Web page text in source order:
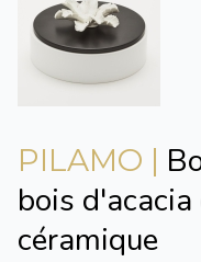
PILAMO |
bois
céramique